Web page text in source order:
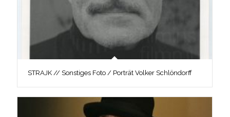
STRAJK // Sonstiges Foto / Porträt Volker Schlöndorff